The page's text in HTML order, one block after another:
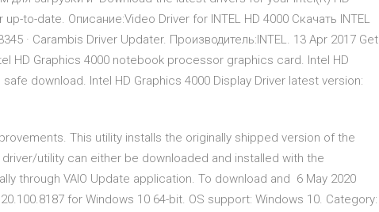
to-date. Описание:Video Driver for INTEL HD 4000 Скачать INTEL
· Carambis Driver Updater. Производитель:INTEL. 13 Apr 2017 Get
HD Graphics 4000 notebook processor graphics card. Intel HD
download. Intel HD Graphics 4000 Display Driver latest version:
This utility installs the originally shipped version of the
utility can either be downloaded and installed with the
through VAIO Update application. To download and 6 May 2020
for Windows 10 64-bit. OS support: Windows 10. Category: